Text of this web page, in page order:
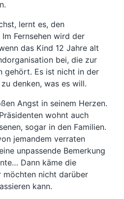
lernt es, den
Fernsehen wird der
das Kind 12 Jahre alt
bei, die zur
gehört. Es ist nicht in der
denken, was es will.
Angst in seinem Herzen.
wohnt auch
sogar in den Familien.
jemandem verraten
unpassende Bemer­kung
Dann käme die
möchten nicht darüber
kann.